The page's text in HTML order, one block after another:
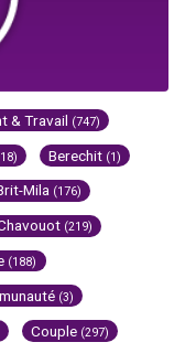
& Travail (747)
Berechit (1)
Mila (176)
(219)
(188)
(3)
Couple (297)